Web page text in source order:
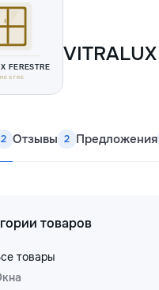
2 Отзывы 2 Предложения
товаров
товары